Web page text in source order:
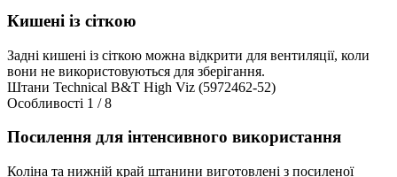
Кишені із сіткою
Задні кишені із сіткою можна відкрити для вентиляції, коли
вони не використовуються для зберігання.
Штани Technical B&T High Viz (5972462-52)
Особливості 1 / 8
Посилення для інтенсивного використання
Коліна та нижній край штанини виготовлені з посиленої